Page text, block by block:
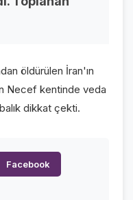
öldürülen İran'ın
Necef kentinde veda
dikkat çekti.
Facebook